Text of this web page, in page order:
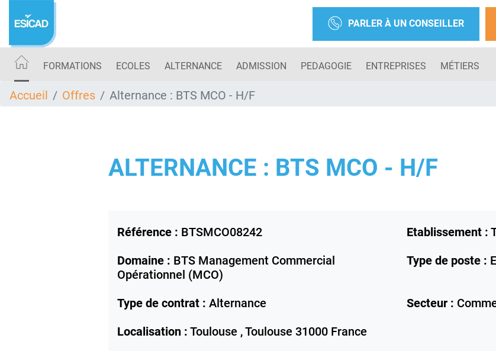
contenu
PARLER À UN CONSEILLER
FORMATIONS ECOLES ALTERNANCE ADMISSION PEDAGOGIE ENTREPRISES MÉTIERS
Accueil Offres Alternance : BTS MCO - H/F
ALTERNANCE : BTS MCO - H/F
Référence : BTSMCO08242 Etablissement :
Domaine : BTS Management Commercial
Opérationnel (MCO)
Type de poste :
Type de contrat : Alternance Secteur :
Localisation : Toulouse ,Toulouse 31000 France